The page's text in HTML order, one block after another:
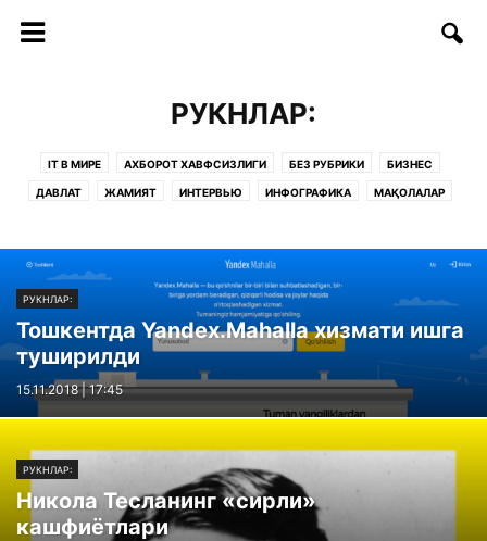
РУКНЛАР:
IT В МИРЕ АХБОРОТ ХАВФСИЗЛИГИ БЕЗ РУБРИКИ БИЗНЕС
ДАВЛАТ ЖАМИЯТ ИНТЕРВЬЮ ИНФОГРАФИКА МАҚОЛАЛАР
СТАРТАП СТАТЬИ ТАДБИРЛАР ТАЪЛИМ ТЕЛЕКОММУНИКАЦИЯ
ТЕХНОЛОГИИ
РУКНЛАР:
Тошкентда Yandex.Mahalla хизмати ишга
туширилди
15.11.2018 | 17:45
РУКНЛАР:
Никола Тесланинг «сирли»
кашфиётлари